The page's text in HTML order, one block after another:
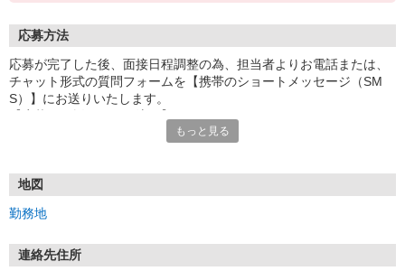
応募方法
応募が完了した後、面接日程調整の為、担当者よりお電話または、
チャット形式の質問フォームを【携帯のショートメッセージ（SM
S）】にお送りいたします。
1.応募…Webもしくはお電話より応募ください。
※実技試験はドライバーの職種のみとなります。
もっと見る
地図
勤務地
連絡先住所